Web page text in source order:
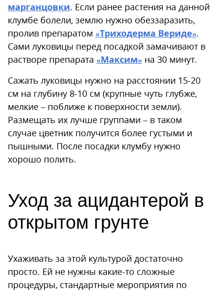
марганцовки. Если ранее растения на данной
клумбе болели, землю нужно обеззаразить,
пролив препаратом «Триходерма Вериде».
Сами луковицы перед посадкой замачивают в
растворе препарата «Максим» на 30 минут.
Сажать луковицы нужно на расстоянии 15-20
см на глубину 8-10 см (крупные чуть глубже,
мелкие – поближе к поверхности земли).
Размещать их лучше группами – в таком
случае цветник получится более густыми и
пышными. После посадки клумбу нужно
хорошо полить.
Уход за ацидантерой в
открытом грунте
Ухаживать за этой культурой достаточно
просто. Ей не нужны какие-то сложные
процедуры, стандартные мероприятия по